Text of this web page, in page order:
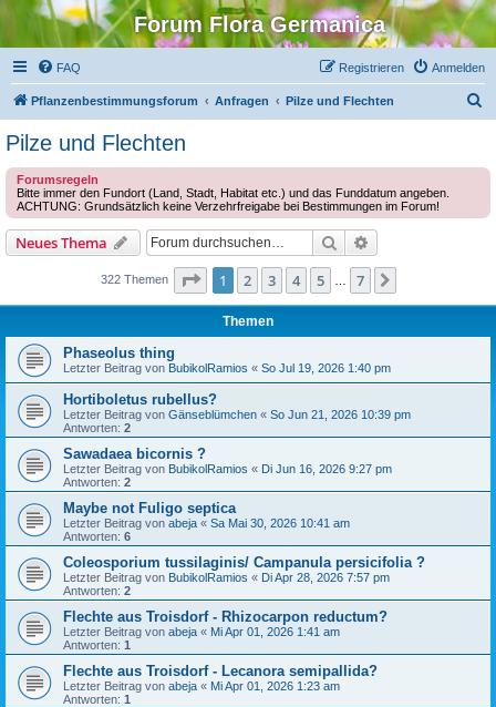
Forum Flora Germanica
FAQ Anmelden
Registrieren
Pflanzenbestimmungsforum Anfragen Pilze und Flechten
Pilze und Flechten
Forumsregeln
Bitte immer den Fundort (Land, Stadt, Habitat etc.) und das Funddatum angeben.
ACHTUNG: Grundsätzlich keine Verzehrfreigabe bei Bestimmungen im Forum!
Neues Thema Suche
322 Themen Seite 1von
1 2 3 4 5 7
Themen
Phaseolus thing
Letzter Beitrag von BubikolRamios « So Jul 19, 2026 1:40 pm
Hortiboletus rubellus?
Letzter Beitrag von Gänseblümchen « So Jun 21, 2026 10:39 pm
Antworten: 2
Sawadaea bicornis ?
Letzter Beitrag von BubikolRamios « Di Jun 16, 2026 9:27 pm
Antworten: 2
Maybe not Fuligo septica
Letzter Beitrag von abeja « Sa Mai 30, 2026 10:41 am
Antworten: 6
Coleosporium tussilaginis/ Campanula persicifolia ?
Letzter Beitrag von BubikolRamios « Di Apr 28, 2026 7:57 pm
Antworten: 2
Flechte aus Troisdorf - Rhizocarpon reductum?
Letzter Beitrag von abeja « Mi Apr 01, 2026 1:41 am
Antworten: 1
Flechte aus Troisdorf - Lecanora semipallida?
Letzter Beitrag von abeja « Mi Apr 01, 2026 1:23 am
Antworten: 1